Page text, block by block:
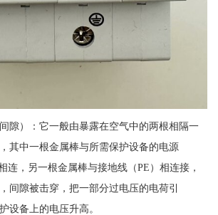
隙）：它一般由暴露在空气中的两根相隔一
其中一根金属棒与所需保护设备的电源
连，另一根金属棒与接地线（PE）相连接，
间隙被击穿，把一部分过电压的电荷引
设备上的电压升高。